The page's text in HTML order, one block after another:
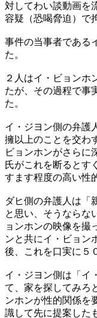
対してわい談動画を
容疑（恐喝脅迫）で
事件の当事者である
た。
２人はイ・ビョンホ
たが、その過程で事
た。
イ・ジヨン側の弁護
擁以上のことを交わ
ビョンホンがさらに
氏がこれを断るとす
すます程度の高い性
ダヒ側の弁護人は「
と思い、そうならな
ョンホンの映像を撮
ンと共にイ・ビョン
後、これを口実に５
イ・ジヨン側は「イ
て、家を探してみろ
ンホンが性的関係を
識して先に提案した